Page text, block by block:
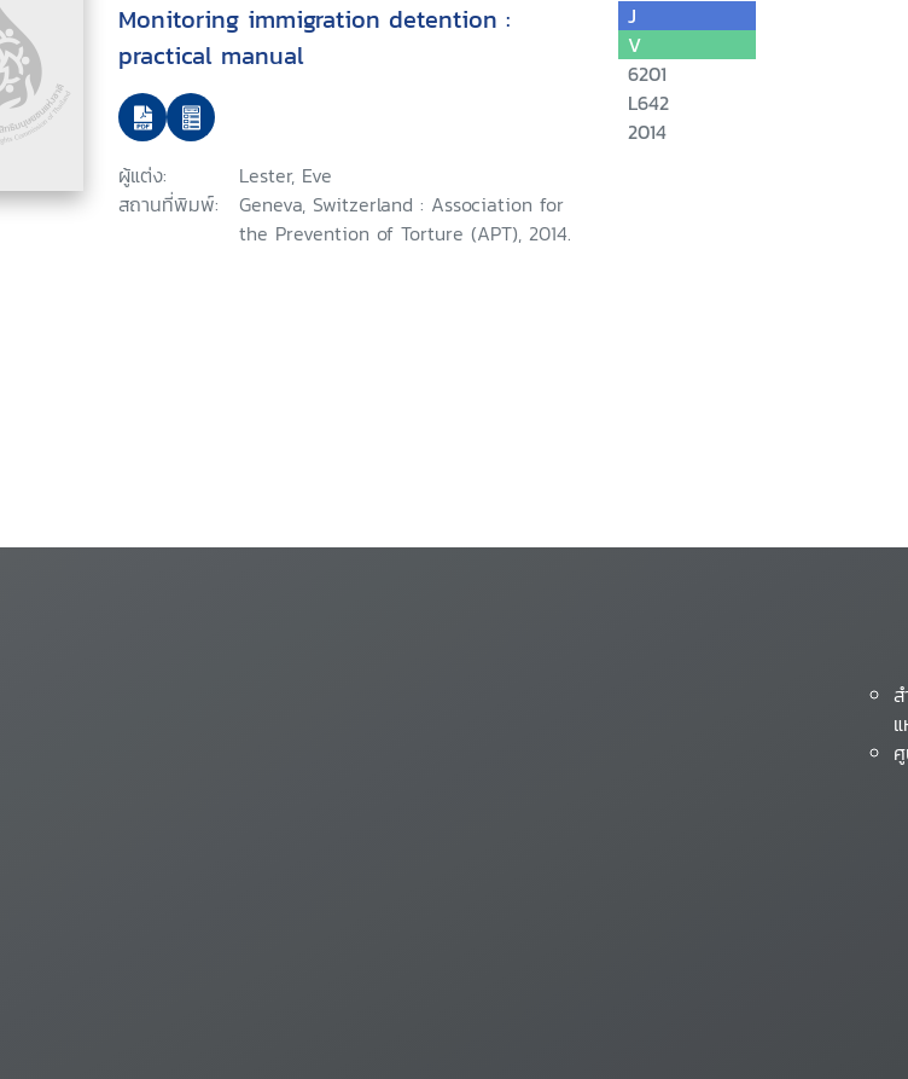
Monitoring immigration detention :
practical manual
ผู้แต่ง:
Lester, Eve
สถานที่พิมพ์:
Geneva, Switzerland : Association for
the Prevention of Torture (APT), 2014.
J
V
6201
L642
2014